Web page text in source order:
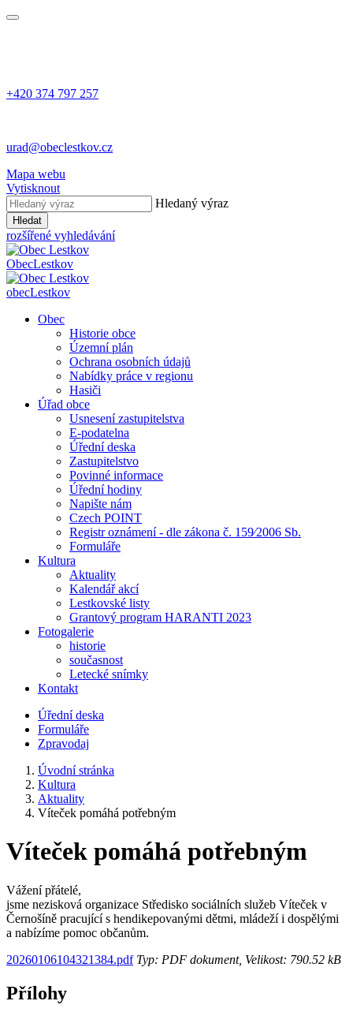
+420 374 797 257
urad@obeclestkov.cz
Mapa webu
Vytisknout
Hledaný výraz
Hledat
rozšířené vyhledávání
ObecLestkov
obecLestkov
Obec
Historie obce
Územní plán
Ochrana osobních údajů
Nabídky práce v regionu
Hasiči
Úřad obce
Usnesení zastupitelstva
E-podatelna
Úřední deska
Zastupitelstvo
Povinné informace
Úřední hodiny
Napište nám
Czech POINT
Registr oznámení - dle zákona č. 159⁄2006 Sb.
Formuláře
Kultura
Aktuality
Kalendář akcí
Lestkovské listy
Grantový program HARANTI 2023
Fotogalerie
historie
současnost
Letecké snímky
Kontakt
Úřední deska
Formuláře
Zpravodaj
Úvodní stránka
Kultura
Aktuality
Víteček pomáhá potřebným
Víteček pomáhá potřebným
Vážení přátelé,
jsme nezisková organizace Středisko sociálních služeb Víteček v
Černošíně pracující s hendikepovanými dětmi, mládeží i dospělými
a nabízíme pomoc občanům.
20260106104321384.pdfTyp: PDF dokument, Velikost: 790.52 kB
Přílohy